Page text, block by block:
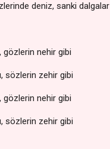
deniz, sanki dalgalar
gözlerin nehir gibi
sözlerin zehir gibi
gözlerin nehir gibi
sözlerin zehir gibi